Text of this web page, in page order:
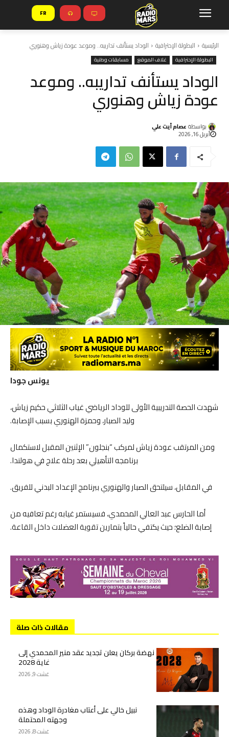
FR
الرئيسية البطولة الإحترافية الوداد يستأنف تداريبه.. وموعد عودة زياش وهنوري
البطولة الإحترافية غلاف الموقع مسابقات وطنية
الوداد يستأنف تداريبه.. وموعد
عودة زياش وهنوري
بواسطة عصام أيت علي
أبريل 16, 2026
يونس جودا
​شهدت الحصة التدريبية الأولى للوداد الرياضي غياب الثلاثي حكيم زياش،
وليد الصبار، وحمزة الهنوري بسبب الإصابة.
​ومن المرتقب عودة زياش لمركب “بنجلون” الإثنين المقبل لاستكمال
برنامجه التأهيلي بعد رحلة علاج في هولندا.
في المقابل، سيلتحق الصبار والهنوري ببرنامج الإعداد البدني للفريق.
​أما الحارس عبد العالي المحمدي، فسيستمر غيابه رغم تعافيه من
إصابة الضلع؛ حيث يكتفي حالياً بتمارين تقوية العضلات داخل القاعة.
مقالات ذات صلة
نهضة بركان يعلن تجديد عقد منير المحمدي إلى
غاية 2028
غشت 9, 2026
نبيل خالي على أعتاب مغادرة الوداد وهذه
وجهته المحتملة
غشت 8, 2026